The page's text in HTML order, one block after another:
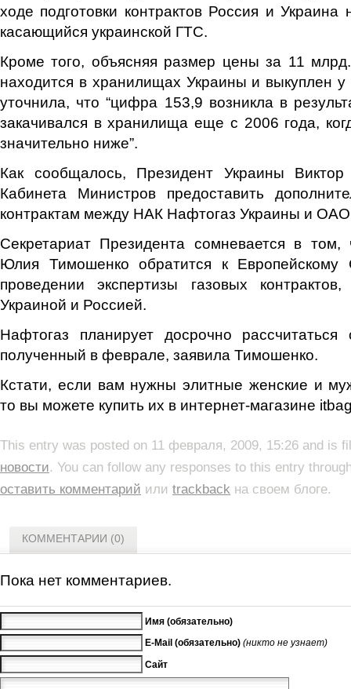
ходе подготовки контрактов Россия и
касающийся украинской ГТС.
Кроме того, объясняя размер цены за 11
находится в хранилищах Украины и выкуплен
уточнила, что “цифра 153,9 возникла в
закачивался в хранилища еще с 2006 года,
значительно ниже”.
Как сообщалось, Президент Украины
Кабинета Министров предоставить
контрактам между НАК Нафтогаз Украины и
Секретариат Президента сомневается в том,
Юлия Тимошенко обратится к
проведении экспертизы газовых
Украиной и Россией.
Нафтогаз планирует досрочно
полученный в феврале, заявила Тимошенко.
Кстати, если вам нужны элитные женские и
то вы можете купить их в интернет-магазине
This entry was posted on 11 февраля, 2009, 15:26 and is
новости. You can follow any responses to this entry
оставить комментарий или trackback на своем блоге.
КОММЕНТАРИИ (0)
Пока нет комментариев.
Имя (обязательно)
E-Mail (обязательно) (никто не узнает)
Сайт